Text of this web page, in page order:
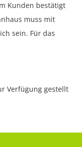
Kunden bestätigt
muss mit
sein. Für das
Verfügung gestellt